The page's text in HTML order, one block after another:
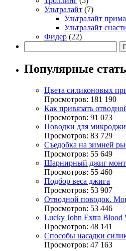
Ультралайт (7)
Ультралайт
Ультралайт
Фидер (22)
Популярные
Цвета силиконовых
Просмотров: 181 190
Как привязать
Просмотров: 91 073
Поводки для
Просмотров: 83 729
Съедобка на зимней
Просмотров: 55 649
Шарнирный джиг
Просмотров: 55 460
Подбор веса джига
Просмотров: 53 907
Отводной поводок.
Просмотров: 53 446
Lucky John Extra Blood
Просмотров: 48 141
Способы насадки
Просмотров: 47 163